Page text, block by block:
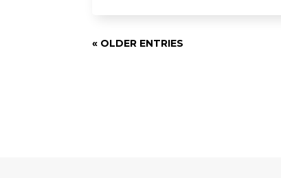
« OLDER ENTRIES